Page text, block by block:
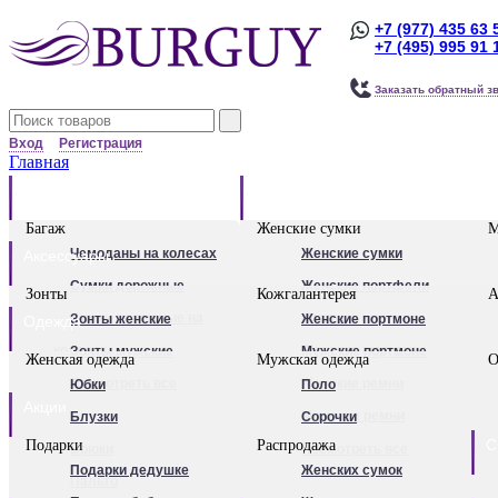
+7 (977) 435 63
+7 (495) 995 91
Заказать обратный
Вход Регистрация
Главная
Багаж
Чемоданы на колесах
Сумки дорожные
Сумки дорожные на
колесах.
Сумки - тележки
хозяйственные
Бьюти - кейсы
Кейс-пилоты
Женские сумки
Женские сумки
Женские портфели
Клатчи
Женские рюкзаки
Посмотреть все
Аксессуары
Зонты
Зонты женские
Зонты мужские
Посмотреть все
Кожгалантерея
Женские портмоне
Мужские портмоне
Женские ремни
Мужские ремни
Обложки для
автодокументов
Одежда
Женская одежда
Юбки
Блузки
Брюки
Пальто
Мужская одежда
Поло
Сорочки
Посмотреть все
Подарки
Подарки дедушке
Распродажа
Женских сумок